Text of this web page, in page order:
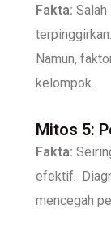
Fakta:
Namun,
kelompok.
Mitos 5:
Fakta:
efektif.
mencegah